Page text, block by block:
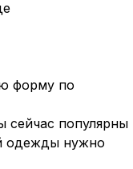
форму по
популярны
одежды нужно